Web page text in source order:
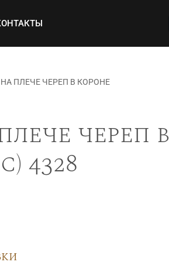
ПЛЕЧЕ ЧЕРЕП В КОРОНЕ
череп в
4328